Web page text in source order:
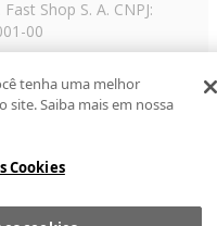
Shop S. A. CNPJ:
00
11 3003-3728 ©
reservadosRF
tenha uma melhor
site. Saiba mais em nossa
Cookies